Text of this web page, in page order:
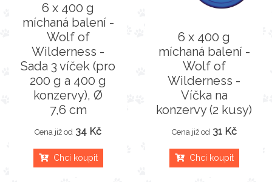
6 x 400 g
míchaná balení -
Wolf of
Wilderness -
Sada 3 víček (pro
200 g a 400 g
konzervy), Ø
7,6 cm
Cena již od 34 Kč
Chci koupit
6 x 400 g
míchaná balení -
Wolf of
Wilderness -
Víčka na
konzervy (2 kusy)
Cena již od 31 Kč
Chci koupit